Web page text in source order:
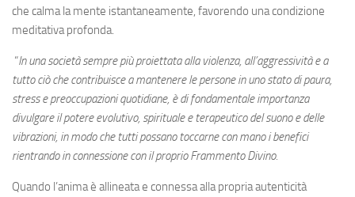
che calma la mente istantaneamente, favorendo una condizione
meditativa profonda.
“In una società sempre più proiettata alla violenza, all’aggressività e a
tutto ciò che contribuisce a mantenere le persone in uno stato di paura,
stress e preoccupazioni quotidiane, è di fondamentale importanza
divulgare il potere evolutivo, spirituale e terapeutico del suono e delle
vibrazioni, in modo che tutti possano toccarne con mano i benefici
rientrando in connessione con il proprio Frammento Divino.
Quando l’anima è allineata e connessa alla propria autenticità